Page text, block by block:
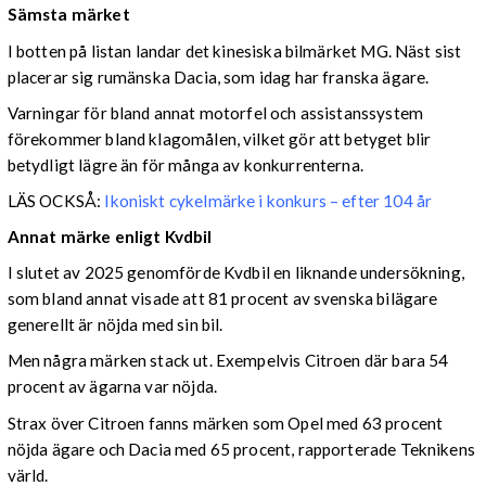
Sämsta märket
I botten på listan landar det kinesiska bilmärket MG. Näst sist
placerar sig rumänska Dacia, som idag har franska ägare.
Varningar för bland annat motorfel och assistanssystem
förekommer bland klagomålen, vilket gör att betyget blir
betydligt lägre än för många av konkurrenterna.
LÄS OCKSÅ: Ikoniskt cykelmärke i konkurs – efter 104 år
Annat märke enligt Kvdbil
I slutet av 2025 genomförde Kvdbil en liknande undersökning,
som bland annat visade att 81 procent av svenska bilägare
generellt är nöjda med sin bil.
Men några märken stack ut. Exempelvis Citroen där bara 54
procent av ägarna var nöjda.
Strax över Citroen fanns märken som Opel med 63 procent
nöjda ägare och Dacia med 65 procent, rapporterade Teknikens
värld.